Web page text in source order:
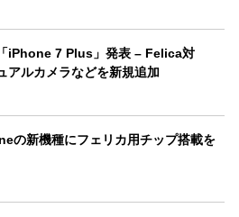
iPhone 7 Plus」発表 – Felica対
アルカメラなどを新規追加
の新機種にフェリカ用チップ搭載を